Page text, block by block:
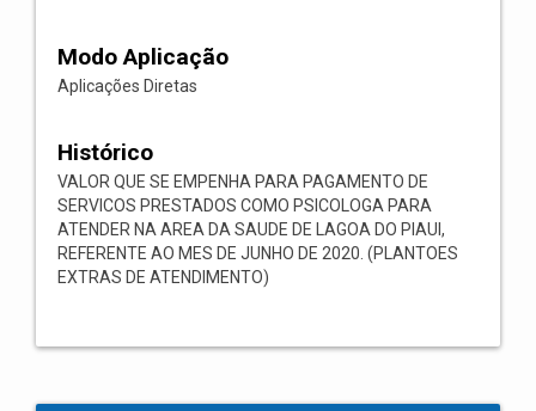
Modo Aplicação
Aplicações Diretas
Histórico
VALOR QUE SE EMPENHA PARA PAGAMENTO DE
SERVICOS PRESTADOS COMO PSICOLOGA PARA
ATENDER NA AREA DA SAUDE DE LAGOA DO PIAUI,
REFERENTE AO MES DE JUNHO DE 2020. (PLANTOES
EXTRAS DE ATENDIMENTO)